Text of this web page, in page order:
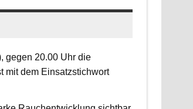
gegen 20.00 Uhr die
mit dem Einsatzstichwort